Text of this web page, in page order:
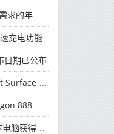
收入预测
充电功能
日期已公布
Duo更新
一起发布
全新升级